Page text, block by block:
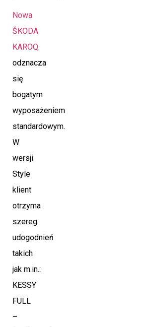
Nowa
ŠKODA
KAROQ
odznacza
się
bogatym
wyposażeniem
standardowym.
W
wersji
Style
klient
otrzyma
szereg
udogodnień
takich
jak m.in.:
KESSY
FULL
–